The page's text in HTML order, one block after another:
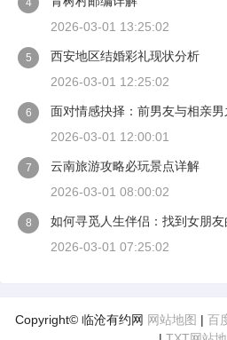
4
2026-03-01 13:25:02
5
西安地区结婚彩礼现状分析
2026-03-01 12:25:02
6
面对情感抉择：前男友与相亲
2026-03-01 12:00:01
7
云南旅游攻略必玩景点详解
2026-03-01 08:00:02
8
如何寻觅人生伴侣：找到女朋
2026-03-01 07:25:02
Copyright© 临沧有约网 网站地图 | 百